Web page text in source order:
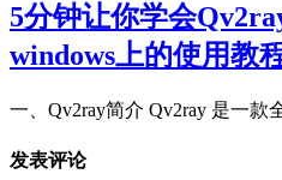
5分钟让你学会
windows上的使用教
一、Qv2ray简介 Qv2ray 是一
发表评论